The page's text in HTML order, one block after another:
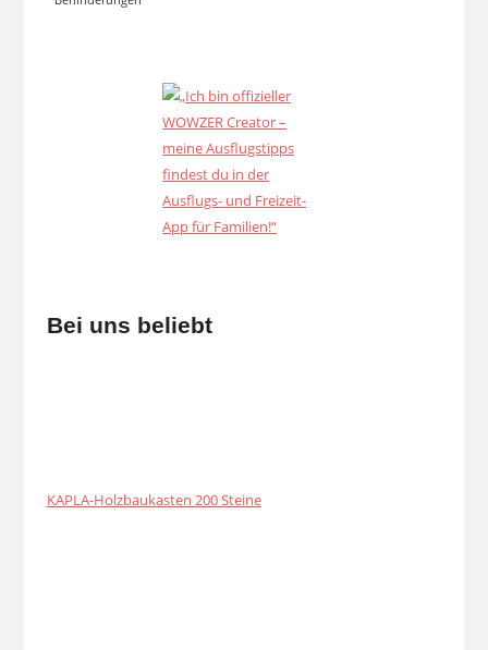
Bei uns beliebt
KAPLA-Holzbaukasten 200 Steine